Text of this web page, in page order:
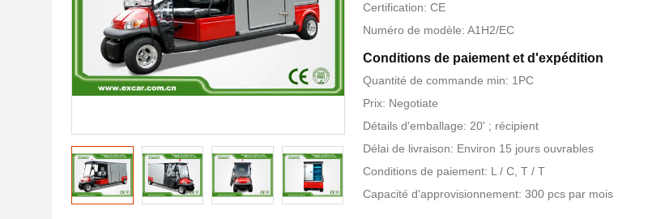
Certification: CE
Numéro de modèle: A1H2/EC
Conditions de paiement et d'expédition
Quantité de commande min: 1PC
Prix: Negotiate
Détails d'emballage: 20' ; récipient
Délai de livraison: Environ 15 jours ouvrables
Conditions de paiement: L / C, T / T
Capacité d'approvisionnement: 300 pcs par mois